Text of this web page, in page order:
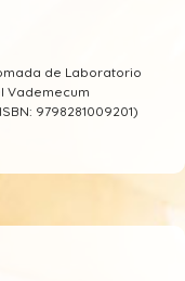
de Laboratorio
Vademecum
9798281009201)